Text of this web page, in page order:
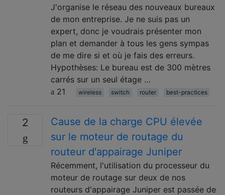
J'organise le réseau des nouveaux bureaux
de mon entreprise. Je ne suis pas un
expert, donc je voudrais présenter mon
plan et demander à tous les gens sympas
de me dire si et où je fais des erreurs.
Hypothèses: Le bureau est de 300 mètres
carrés sur un seul étage …
21
wireless switch router best-practices
2
Cause de la charge CPU élevée
sur le moteur de routage du
routeur d'appairage Juniper
Récemment, l'utilisation du processeur du
moteur de routage sur deux de nos
routeurs d'appairage Juniper est passée de